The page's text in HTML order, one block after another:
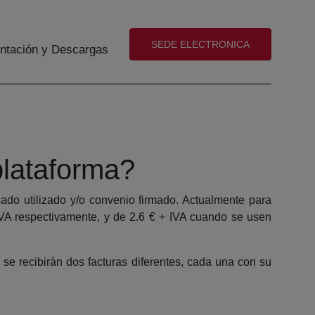
y Descargas (abre en nueva ventana)
SEDE ELECTRONICA
utilizado y/o convenio firmado. Actualmente para
respectivamente, y de 2.6 € + IVA cuando se usen
recibirán dos facturas diferentes, cada una con su